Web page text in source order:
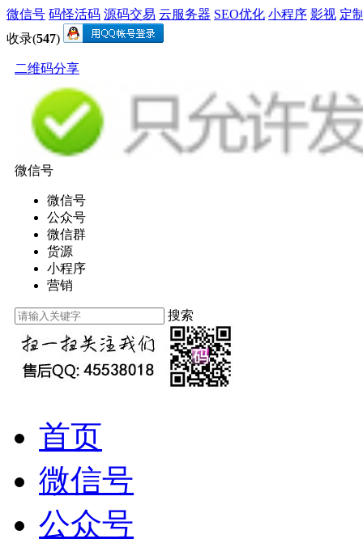
微信号 码怪活码 源码交易 云服务器 SEO优化 小程序 影视 定
收录(547)
二维码分享
微信号
微信号
公众号
微信群
货源
小程序
营销
搜索
首页
微信号
公众号